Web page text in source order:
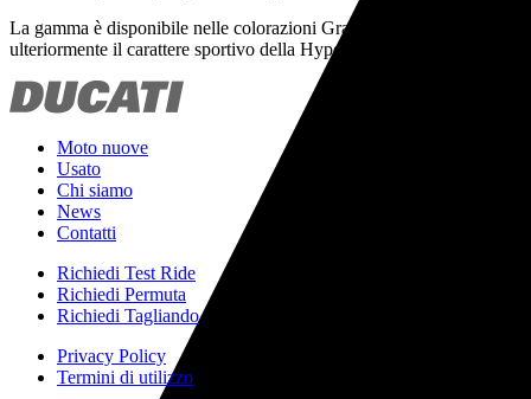
La gamma è disponibile nelle colorazioni Graffiti, Rosso Ducati e
ulteriormente il carattere sportivo della Hypermotard 698 Mono,
Moto nuove
Usato
Chi siamo
News
Contatti
Richiedi Test Ride
Richiedi Permuta
Richiedi Tagliando
Privacy Policy
Termini di utilizzo